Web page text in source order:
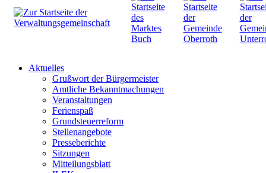
Aktuelles
Grußwort der Bürgermeister
Amtliche Bekanntmachungen
Veranstaltungen
Ferienspaß
Grundsteuerreform
Stellenangebote
Presseberichte
Sitzungen
Mitteilungsblatt